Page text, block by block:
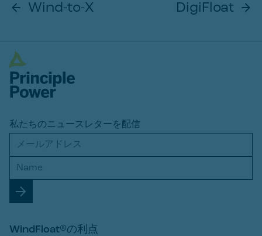
Wind-to-X DigiFloat
私たちのニュースレターを配信
WindFloat®の利点